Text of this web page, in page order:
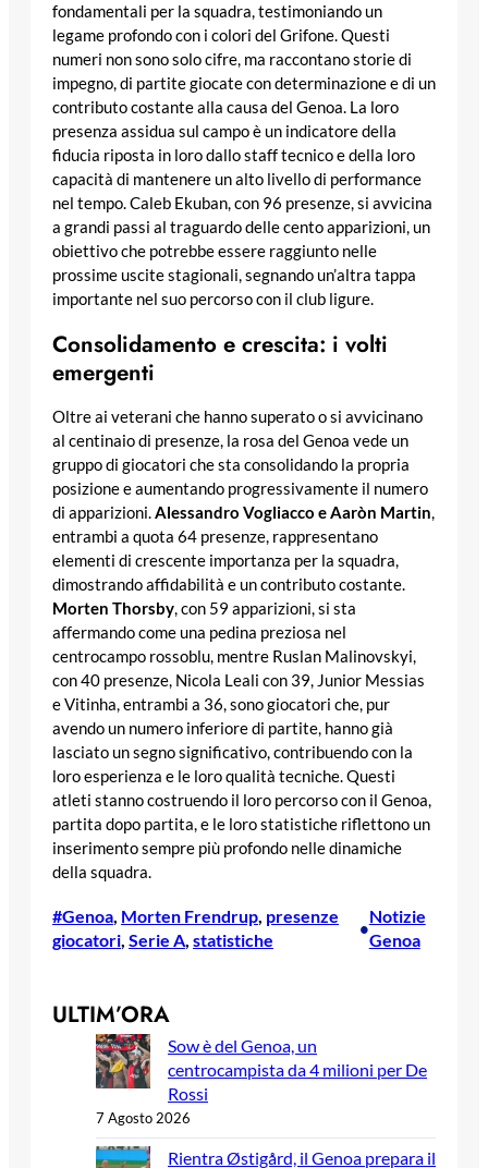
fondamentali per la squadra, testimoniando un
legame profondo con i colori del Grifone. Questi
numeri non sono solo cifre, ma raccontano storie di
impegno, di partite giocate con determinazione e di un
contributo costante alla causa del Genoa. La loro
presenza assidua sul campo è un indicatore della
fiducia riposta in loro dallo staff tecnico e della loro
capacità di mantenere un alto livello di performance
nel tempo. Caleb Ekuban, con 96 presenze, si avvicina
a grandi passi al traguardo delle cento apparizioni, un
obiettivo che potrebbe essere raggiunto nelle
prossime uscite stagionali, segnando un’altra tappa
importante nel suo percorso con il club ligure.
Consolidamento e crescita: i volti
emergenti
Oltre ai veterani che hanno superato o si avvicinano
al centinaio di presenze, la rosa del Genoa vede un
gruppo di giocatori che sta consolidando la propria
posizione e aumentando progressivamente il numero
di apparizioni.Alessandro Vogliacco e Aaròn Martin,
entrambi a quota 64 presenze, rappresentano
elementi di crescente importanza per la squadra,
dimostrando affidabilità e un contributo costante.
Morten Thorsby, con 59 apparizioni, si sta
affermando come una pedina preziosa nel
centrocampo rossoblu, mentre Ruslan Malinovskyi,
con 40 presenze, Nicola Leali con 39, Junior Messias
e Vitinha, entrambi a 36, sono giocatori che, pur
avendo un numero inferiore di partite, hanno già
lasciato un segno significativo, contribuendo con la
loro esperienza e le loro qualità tecniche. Questi
atleti stanno costruendo il loro percorso con il Genoa,
partita dopo partita, e le loro statistiche riflettono un
inserimento sempre più profondo nelle dinamiche
della squadra.
#Genoa, Morten Frendrup, presenze
giocatori, Serie A, statistiche
•
Notizie
Genoa
ULTIM’ORA
Sow è del Genoa, un
centrocampista da 4 milioni per De
Rossi
7 Agosto 2026
Rientra Østigård, il Genoa prepara il